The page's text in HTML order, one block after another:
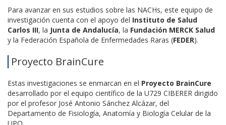
Para avanzar en sus estudios sobre las NACHs, este equipo de
investigación cuenta con el apoyo del Instituto de Salud
Carlos III, la Junta de Andalucía, la Fundación MERCK Salud
y la Federación Española de Enfermedades Raras (FEDER).
Proyecto BrainCure
Estas investigaciones se enmarcan en el Proyecto BrainCure
desarrollado por el equipo científico de la U729 CIBERER dirigido
por el profesor José Antonio Sánchez Alcázar, del
Departamento de Fisiología, Anatomía y Biología Celular de la